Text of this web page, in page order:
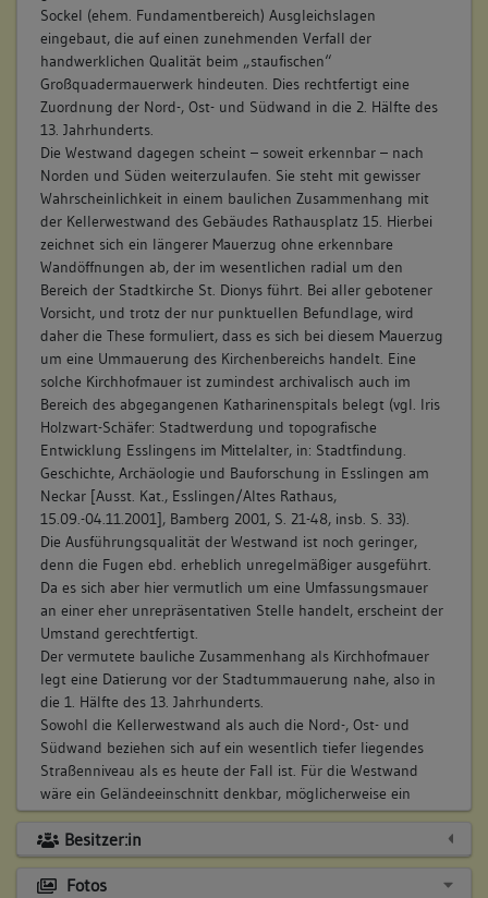
Sockel (ehem. Fundamentbereich) Ausgleichslagen
eingebaut, die auf einen zunehmenden Verfall der
handwerklichen Qualität beim „staufischen“
Großquadermauerwerk hindeuten. Dies rechtfertigt eine
Zuordnung der Nord-, Ost- und Südwand in die 2. Hälfte des
13. Jahrhunderts.
Die Westwand dagegen scheint – soweit erkennbar – nach
Norden und Süden weiterzulaufen. Sie steht mit gewisser
Wahrscheinlichkeit in einem baulichen Zusammenhang mit
der Kellerwestwand des Gebäudes Rathausplatz 15. Hierbei
zeichnet sich ein längerer Mauerzug ohne erkennbare
Wandöffnungen ab, der im wesentlichen radial um den
Bereich der Stadtkirche St. Dionys führt. Bei aller gebotener
Vorsicht, und trotz der nur punktuellen Befundlage, wird
daher die These formuliert, dass es sich bei diesem Mauerzug
um eine Ummauerung des Kirchenbereichs handelt. Eine
solche Kirchhofmauer ist zumindest archivalisch auch im
Bereich des abgegangenen Katharinenspitals belegt (vgl. Iris
Holzwart-Schäfer: Stadtwerdung und topografische
Entwicklung Esslingens im Mittelalter, in: Stadtfindung.
Geschichte, Archäologie und Bauforschung in Esslingen am
Neckar [Ausst. Kat., Esslingen/Altes Rathaus,
15.09.-04.11.2001], Bamberg 2001, S. 21-48, insb. S. 33).
Die Ausführungsqualität der Westwand ist noch geringer,
denn die Fugen ebd. erheblich unregelmäßiger ausgeführt.
Da es sich aber hier vermutlich um eine Umfassungsmauer
an einer eher unrepräsentativen Stelle handelt, erscheint der
Umstand gerechtfertigt.
Der vermutete bauliche Zusammenhang als Kirchhofmauer
legt eine Datierung vor der Stadtummauerung nahe, also in
die 1. Hälfte des 13. Jahrhunderts.
Sowohl die Kellerwestwand als auch die Nord-, Ost- und
Südwand beziehen sich auf ein wesentlich tiefer liegendes
Straßenniveau als es heute der Fall ist. Für die Westwand
wäre ein Geländeeinschnitt denkbar, möglicherweise ein
Flussarm des Geiselbachs. Für die anderen Wände ist das
Bodenniveau etwas höher anzusetzen. Es wird durch den
Sockelvorsprung markiert, der als Fundamentverbreiterung
anzusehen ist. Da der Fundamentsockel der Südwand eine
Besitzer:in
Fotos